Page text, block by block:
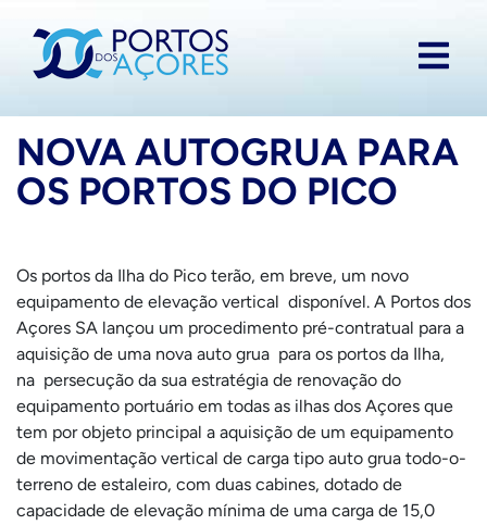
NOVA AUTOGRUA PARA
OS PORTOS DO PICO
Os portos da Ilha do Pico terão, em breve, um novo
equipamento de elevação vertical disponível. A Portos dos
Açores SA lançou um procedimento pré-contratual para a
aquisição de uma nova auto grua para os portos da Ilha,
na persecução da sua estratégia de renovação do
equipamento portuário em todas as ilhas dos Açores que
tem por objeto principal a aquisição de um equipamento
de movimentação vertical de carga tipo auto grua todo-o-
terreno de estaleiro, com duas cabines, dotado de
capacidade de elevação mínima de uma carga de 15,0